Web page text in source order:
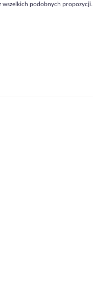
wszelkich podobnych propozycji.